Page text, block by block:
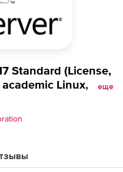
Standard (License,
academic Linux, Win
еще